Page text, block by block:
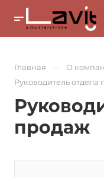
Главная — О
Руководитель отдела
продаж